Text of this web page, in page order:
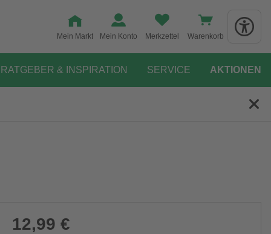
Mein Markt Mein Konto Merkzettel Warenkorb
RATGEBER & INSPIRATION SERVICE AKTIONEN
12,99 €